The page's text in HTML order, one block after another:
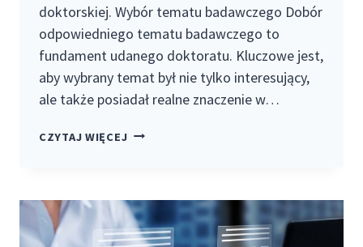
doktorskiej. Wybór tematu badawczego Dobór
odpowiedniego tematu badawczego to
fundament udanego doktoratu. Kluczowe jest,
aby wybrany temat był nie tylko interesujący,
ale także posiadał realne znaczenie w…
CZYTAJ WIĘCEJJAK
DOKTORAT
ROZPOCZĄĆ